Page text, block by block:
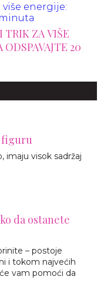
TRIK ZA VIŠE
ODSPAVAJTE 20
figuru
imaju visok sadržaj
da ostanete
– postoje
i tokom najvećih
vam pomoći da